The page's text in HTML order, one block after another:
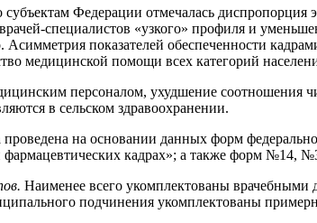
Федерации отмечалась диспропорция
специалистов «узкого» профиля и
показателей обеспеченности
медицинской помощи всех категорий
персоналом, ухудшение соотношения
в сельском здравоохранении.
на основании данных форм
фармацевтических кадрах»; а также форм №14,
Наименее всего укомплектованы
подчинения укомплектованы